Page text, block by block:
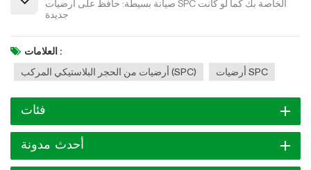
صيانة بسيطة: حافظ على أرضيات SPC الخاصة بك كما لو كانت
جديدة
العلامات :
أرضيات من الحجر البلاستيكي المركب (SPC)
أرضيات SPC
فئات
أحدث مدونة